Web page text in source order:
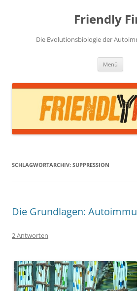
Friendly
Die Evolutionsbiologie der
Menü
SCHLAGWORTARCHIV: SUPPRESSION
Die Grundlagen:
2 Antworten